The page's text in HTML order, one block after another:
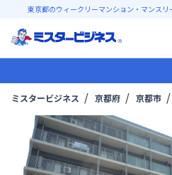
東京都のウィークリーマンション・マンス
ミスタービジネス 京都府 京都市